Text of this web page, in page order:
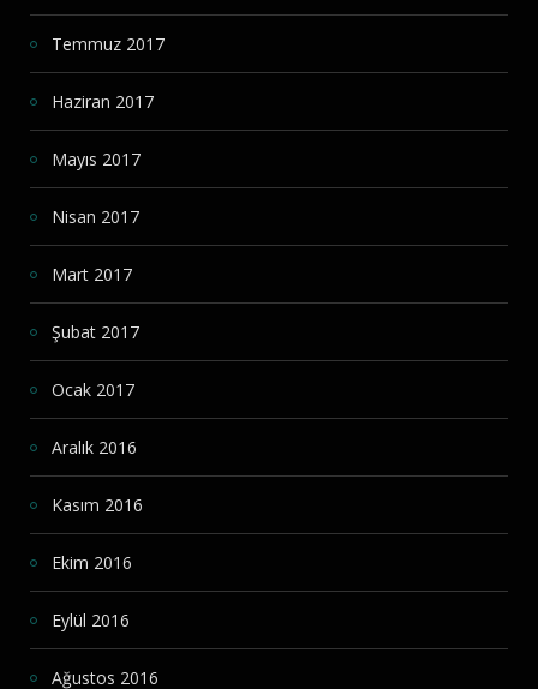
Temmuz 2017
Haziran 2017
Mayıs 2017
Nisan 2017
Mart 2017
Şubat 2017
Ocak 2017
Aralık 2016
Kasım 2016
Ekim 2016
Eylül 2016
Ağustos 2016